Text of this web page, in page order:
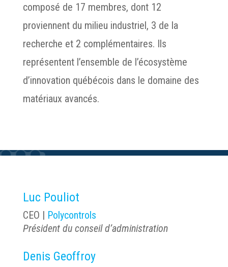
composé de 17 membres, dont 12
proviennent du milieu industriel, 3 de la
recherche et 2 complémentaires. Ils
représentent l’ensemble de l’écosystème
d’innovation québécois dans le domaine des
matériaux avancés.
Luc Pouliot
CEO | Polycontrols
Président du conseil d’administration
Denis Geoffroy